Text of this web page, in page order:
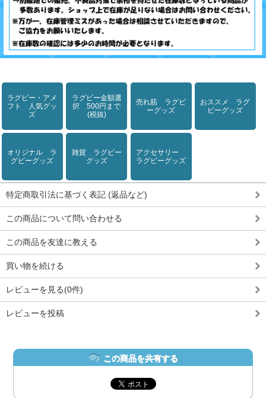
ラグビー・アメ
フト 人気グッ
ズ
ラグビー金額選
択 500円まで
(税抜)
売れ筋 ラグビ
ーグッズ
おススメ ラグ
ビーグッズ
オリジナル ラ
グビーグッズ
雑貨 ラグビー
グッズ
アクセサリー
ラグビーグッズ
特定商取引法に基づく表記 (返品など)
この商品について問い合わせる
この商品を友達に教える
買い物を続ける
レビューを見る(0件)
レビューを投稿
この商品を共有する